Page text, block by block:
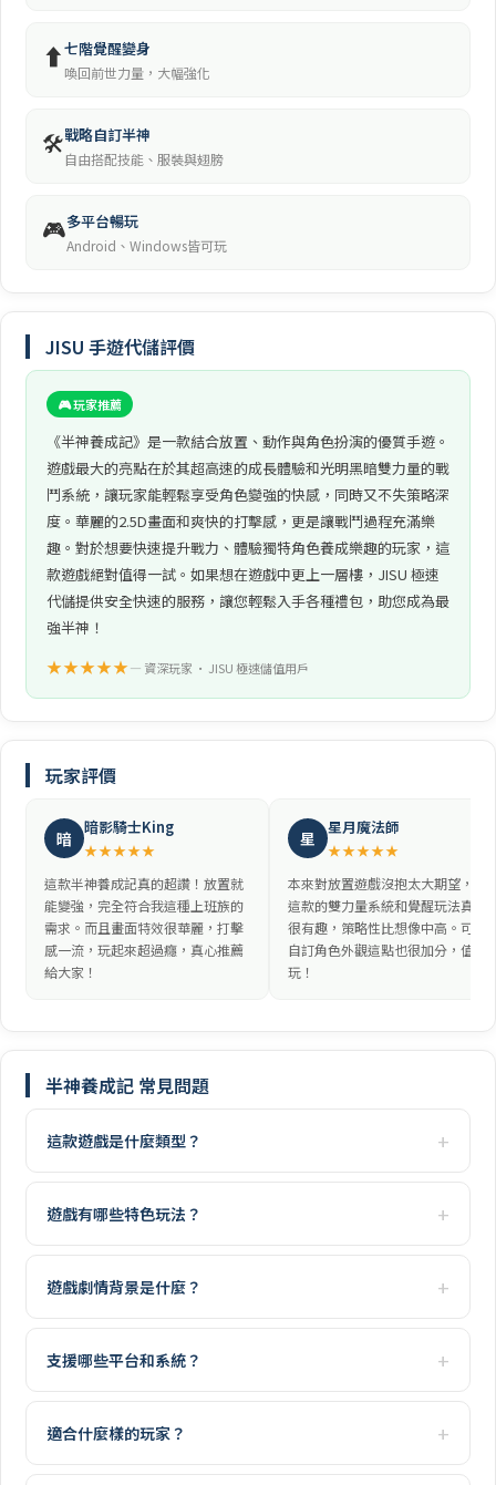
⬆️七階覺醒變身
喚回前世力量，大幅強化
🛠️戰略自訂半神
自由搭配技能、服裝與翅膀
🎮多平台暢玩
Android、Windows皆可玩
JISU 手遊代儲評價
🎮 玩家推薦
《半神養成記》是一款結合放置、動作與角色扮演的優質手遊。
遊戲最大的亮點在於其超高速的成長體驗和光明黑暗雙力量的戰
鬥系統，讓玩家能輕鬆享受角色變強的快感，同時又不失策略深
度。華麗的2.5D畫面和爽快的打擊感，更是讓戰鬥過程充滿樂
趣。對於想要快速提升戰力、體驗獨特角色養成樂趣的玩家，這
款遊戲絕對值得一試。如果想在遊戲中更上一層樓，JISU 極速
代儲提供安全快速的服務，讓您輕鬆入手各種禮包，助您成為最
強半神！
★★★★★— 資深玩家 • JISU 極速儲值用戶
玩家評價
暗 暗影騎士King
★★★★★
這款半神養成記真的超讚！放置就
能變強，完全符合我這種上班族的
需求。而且畫面特效很華麗，打擊
感一流，玩起來超過癮，真心推薦
給大家！
星 星月魔法師
★★★★★
本來對放置遊戲沒抱太大期望，但
這款的雙力量系統和覺醒玩法真的
很有趣，策略性比想像中高。可以
自訂角色外觀這點也很加分，值得
玩！
半神養成記 常見問題
這款遊戲是什麼類型？
遊戲有哪些特色玩法？
遊戲劇情背景是什麼？
支援哪些平台和系統？
適合什麼樣的玩家？